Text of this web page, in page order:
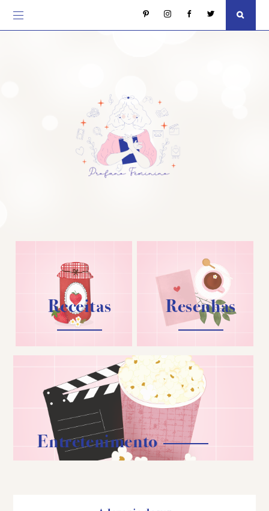
Receitas Resenhas
Entretenimento